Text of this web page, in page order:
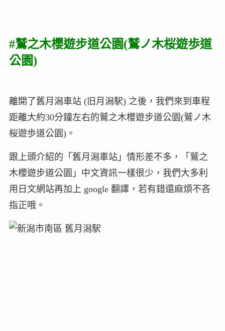
#鷲之木櫻遊步道公園(鷲ノ木桜遊歩道
公園)
離開了舊月潟車站 (旧月潟駅) 之後，我們來到車程
距離大約30分鐘左右的鷲之木櫻遊步道公園(鷲ノ木
桜遊歩道公園)。
跟上頭介紹的「舊月潟車站」情形差不多，「鷲之
木櫻遊步道公園」中文資訊一樣很少，我們大多利
用日文網站再加上 google 翻譯，若有錯還麻煩不吝
指正哦。